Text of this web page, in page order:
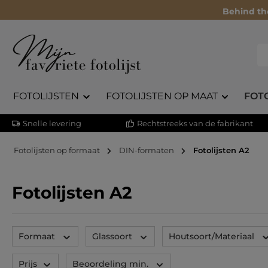
Behind
FOTOLIJSTEN FOTOLIJSTEN OP MAAT
Snelle levering Rechtstreeks van de fabrikant
Fotolijsten op formaat DIN-formaten Fotolijsten A2
Fotolijsten A2
Formaat Glassoort Houtsoort/Materiaal
Prijs Beoordeling min.